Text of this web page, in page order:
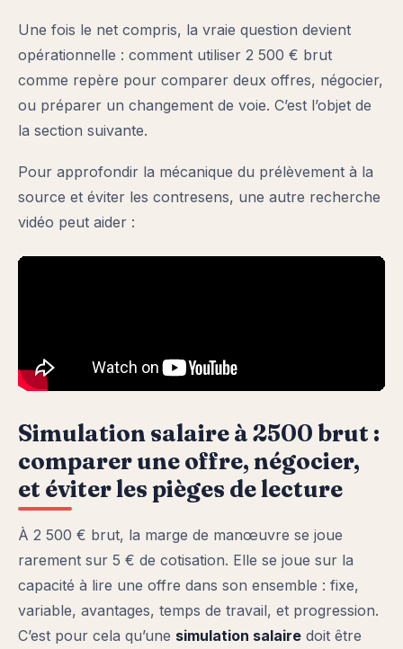
Une fois le net compris, la vraie question devient
opérationnelle : comment utiliser 2 500 € brut
comme repère pour comparer deux offres, négocier,
ou préparer un changement de voie. C’est l’objet de
la section suivante.
Pour approfondir la mécanique du prélèvement à la
source et éviter les contresens, une autre recherche
vidéo peut aider :
Simulation salaire à 2500 brut :
comparer une offre, négocier,
et éviter les pièges de lecture
À 2 500 € brut, la marge de manœuvre se joue
rarement sur 5 € de cotisation. Elle se joue sur la
capacité à lire une offre dans son ensemble : fixe,
variable, avantages, temps de travail, et progression.
C’est pour cela qu’une simulation salaire doit être